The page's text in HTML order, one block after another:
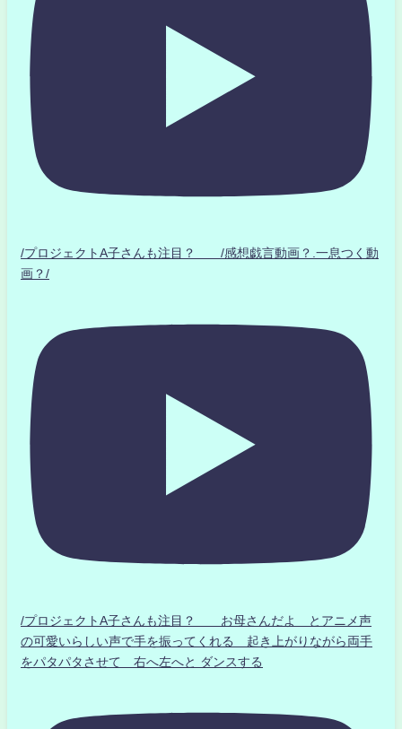
/プロジェクトA子さんも注目？ /感想戯言動画？.一息つく動
画？/
/プロジェクトA子さんも注目？ お母さんだよ とアニメ声
の可愛いらしい声で手を振ってくれる 起き上がりながら両手
をパタパタさせて 右へ左へと ダンスする